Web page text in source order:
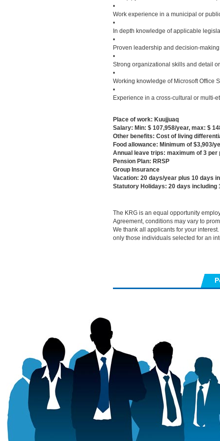
•
Work experience in a municipal or
•
In depth knowledge of applicable
•
Proven leadership and decision-
•
Strong organizational skills and detail
•
Working knowledge of Microsoft Office
•
Experience in a cross-cultural or multi-
Place of work: Kuujjuaq
Salary: Min: $ 107,958/year, max: $
Other benefits: Cost of living
Food allowance: Minimum of $3,903/
Annual leave trips: maximum of 3 per
Pension Plan: RRSP
Group Insurance
Vacation: 20 days/year plus 10 days
Statutory Holidays: 20 days including
The KRG is an equal opportunity
Agreement, conditions may vary to
We thank all applicants for your
only those individuals selected for an